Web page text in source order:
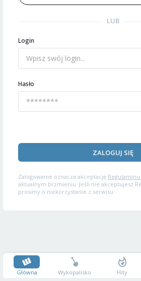
LUB
Login
Hasło
ZALOGUJ SIĘ
Zalogowanie oznacza akceptację
aktualnym brzmieniu. Jeśli nie akceptujesz
prosimy o niekorzystanie z serwisu.
Główna Wykopalisko Hity